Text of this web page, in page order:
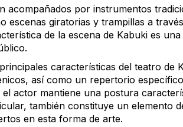
acompañados por instrumentos
escenas giratorias y trampillas a
de la escena de Kabuki es
características del teatro de
así como un repertorio
el actor mantiene una postura
también constituye un elemento
en esta forma de arte.